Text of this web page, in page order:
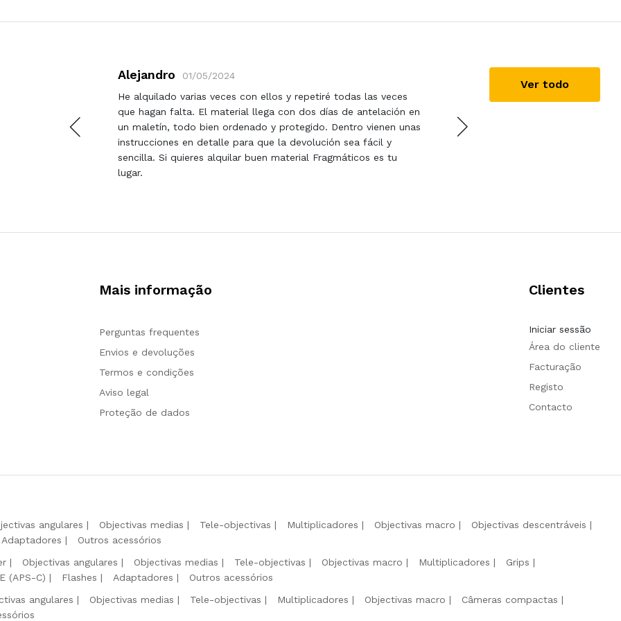
Alejandro
01/05/2024
He alquilado varias veces con ellos y repetiré todas las veces
que hagan falta. El material llega con dos días de antelación en
un maletín, todo bien ordenado y protegido. Dentro vienen unas
instrucciones en detalle para que la devolución sea fácil y
sencilla. Si quieres alquilar buen material Fragmáticos es tu
lugar.
Ver todo
Mais informação
Perguntas frequentes
Envios e devoluções
Termos e condições
Aviso legal
Proteção de dados
Clientes
Iniciar sessão
Área do cliente
Facturação
Registo
Contacto
angulares Objectivas medias Tele-objectivas Multiplicadores Objectivas macro
Objectivas descentráveis
Adaptadores
Outros acessórios
Objectivas angulares Objectivas medias Tele-objectivas Objectivas macro Multiplicadores
Grips
(APS-C) Flashes Adaptadores
Outros acessórios
angulares Objectivas medias Tele-objectivas Multiplicadores Objectivas macro
Câmeras compactas